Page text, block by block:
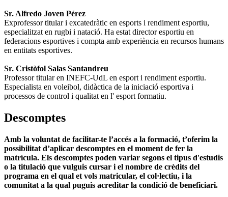
Sr. Alfredo Joven Pérez
Exprofessor titular i excatedràtic en esports i rendiment esportiu,
especialitzat en rugbi i natació. Ha estat director esportiu en
federacions esportives i compta amb experiència en recursos humans
en entitats esportives.
Sr. Cristòfol Salas Santandreu
Professor titular en INEFC-UdL en esport i rendiment esportiu.
Especialista en voleibol, didàctica de la iniciació esportiva i
processos de control i qualitat en l' esport formatiu.
Descomptes
Amb la voluntat de facilitar-te l’accés a la formació, t’oferim la
possibilitat d’aplicar descomptes en el moment de fer la
matrícula. Els descomptes poden variar segons el tipus d'estudis
o la titulació que vulguis cursar i el nombre de crèdits del
programa en el qual et vols matricular, el col·lectiu, i la
comunitat a la qual puguis acreditar la condició de beneficiari.